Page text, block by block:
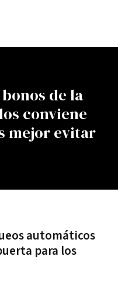
de la
conviene
mejor evitar
automáticos
para los